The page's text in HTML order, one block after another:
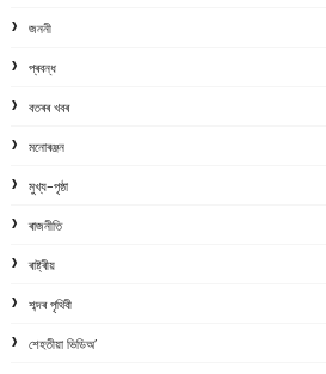
জননী
প্ৰবন্ধ
বতৰৰ খবৰ
মনোৰঞ্জন
মুখ্য-পৃষ্ঠা
ৰাজনীতি
ৰাষ্ট্ৰীয়
শব্দৰ পৃথিবী
শেহতীয়া ভিডিঅ’